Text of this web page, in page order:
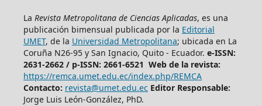
La Revista Metropolitana de Ciencias Aplicadas, es una
publicación bimensual publicada por la Editorial
UMET, de la Universidad Metropolitana; ubicada en La
Coruña N26-95 y San Ignacio, Quito - Ecuador. e-ISSN:
2631-2662 / p-ISSN: 2661-6521 Web de la revista:
https://remca.umet.edu.ec/index.php/REMCA
Contacto: revista@umet.edu.ec Editor Responsable:
Jorge Luis León-González, PhD.